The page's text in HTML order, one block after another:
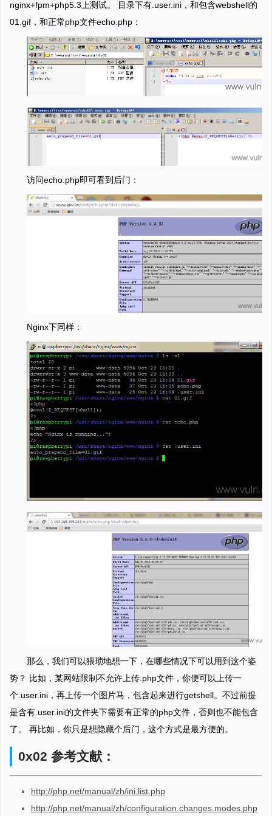
nginx+fpm+php5.3上测试。 目录下有.user.ini，和包含webshell的
01.gif，和正常php文件echo.php：
访问echo.php即可看到后门：
Nginx下同样：
那么，我们可以猥琐地想一下，在哪些情况下可以用到这个姿
势？ 比如，某网站限制不允许上传.php文件，你便可以上传一
个.user.ini，再上传一个图片马，包含起来进行getshell。不过前提
是含有.user.ini的文件夹下需要有正常的php文件，否则也不能包含
了。 再比如，你只是想隐藏个后门，这个方式是最方便的。
0x02 参考文献：
http://php.net/manual/zh/ini.list.php
http://php.net/manual/zh/configuration.changes.modes.php